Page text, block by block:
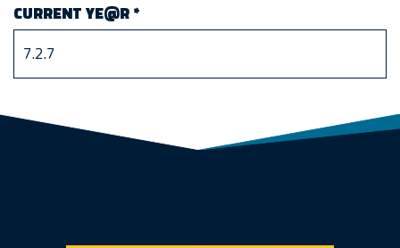
CURRENT YE@R*